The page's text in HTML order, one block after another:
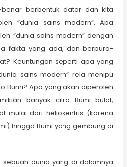
benar berbentuk datar dan kita
“dunia sains modern”. Apa
“dunia sains modern” dengan
fakta yang ada, dan berpura-
Keuntungan seperti apa yang
sains modern” rela menipu
Bumi? Apa yang akan diperoleh
banyak citra Bumi bulat,
mulai dari heliosentris (karena
hingga Bumi yang gembung di
sebuah dunia yang di dalamnya